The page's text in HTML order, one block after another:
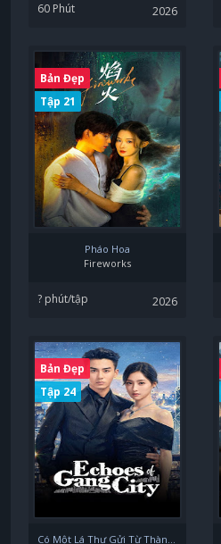
60 Phút 2026
Bản Đẹp
Tập 21
Pháo Hoa
Fireworks
? phút/tập 2026
Bản Đẹp
Tập 24
Có Một Lá Thư Gửi Từ Thành Phố Cảng